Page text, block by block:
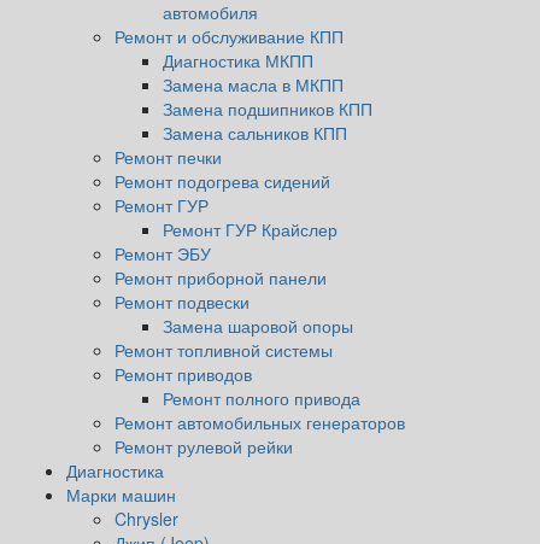
автомобиля
Ремонт и обслуживание КПП
Диагностика МКПП
Замена масла в МКПП
Замена подшипников КПП
Замена сальников КПП
Ремонт печки
Ремонт подогрева сидений
Ремонт ГУР
Ремонт ГУР Крайслер
Ремонт ЭБУ
Ремонт приборной панели
Ремонт подвески
Замена шаровой опоры
Ремонт топливной системы
Ремонт приводов
Ремонт полного привода
Ремонт автомобильных генераторов
Ремонт рулевой рейки
Диагностика
Марки машин
Chrysler